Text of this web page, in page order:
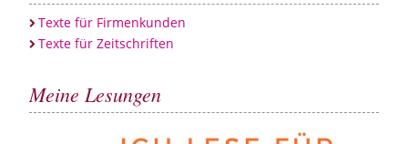
Texte für Firmenkunden
Texte für Zeitschriften
Meine Lesungen